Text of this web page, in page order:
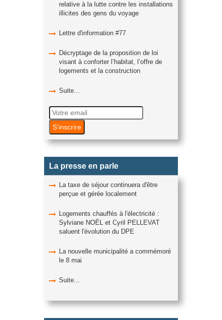
relative à la lutte contre les installations
illicites des gens du voyage
Lettre d'information #77
Décryptage de la proposition de loi
visant à conforter l’habitat, l’offre de
logements et la construction
Suite...
La presse en parle
La taxe de séjour continuera d'être
perçue et gérée localement
Logements chauffés à l'électricité :
Sylviane NOËL et Cyril PELLEVAT
saluent l'évolution du DPE
La nouvelle municipalité a commémoré
le 8 mai
Suite...